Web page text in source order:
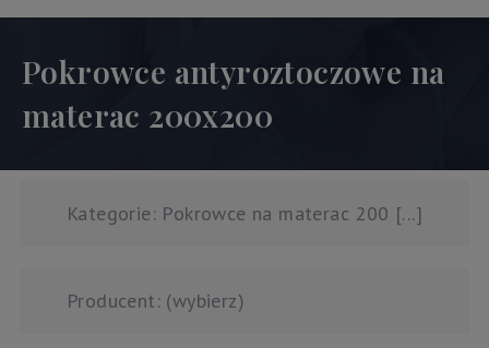
Pokrowce antyroztoczowe na
materac 200x200
Kategorie: Pokrowce na materac 200 [...]
Producent: (wybierz)